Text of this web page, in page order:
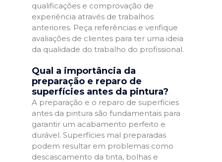
qualificações e comprovação de
experiência através de trabalhos
anteriores. Peça referências e verifique
avaliações de clientes para ter uma ideia
da qualidade do trabalho do profissional.
Qual a importância da
preparação e reparo de
superfícies antes da pintura?
A preparação e o reparo de superfícies
antes da pintura são fundamentais para
garantir um acabamento perfeito e
durável. Superfícies mal preparadas
podem resultar em problemas como
descascamento da tinta, bolhas e